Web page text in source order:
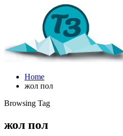
Home
жол пол
Browsing Tag
жол пол